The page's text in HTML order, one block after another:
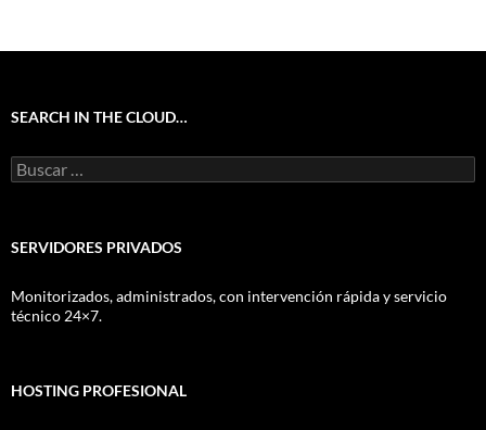
SEARCH IN THE CLOUD…
Buscar:
SERVIDORES PRIVADOS
Monitorizados, administrados, con intervención rápida y servicio
técnico 24×7.
HOSTING PROFESIONAL